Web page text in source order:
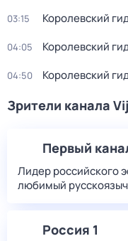
03:15 Королевский
04:05 Королевский
04:50 Королевский
Зрители канала
Первый
Лидер российского
любимый
Россия 1